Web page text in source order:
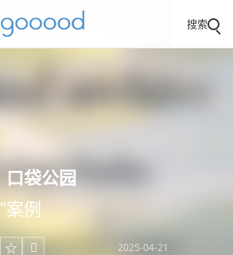
搜索
袋公园
案例
 2025-04-21